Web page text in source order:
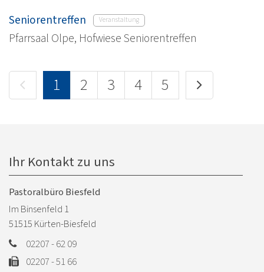
Seniorentreffen Veranstaltung
Pfarrsaal Olpe, Hofwiese Seniorentreffen
Vorherige Seite
1 2 3 4 5 Nächste
Ihr Kontakt zu uns
Pastoralbüro Biesfeld
Im Binsenfeld 1
51515 Kürten-Biesfeld
02207 - 62 09
02207 - 51 66